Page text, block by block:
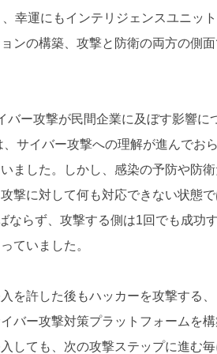
幸運にもインテリジェンスユニッ
ンの構築、攻撃と防衛の両方の側
ー攻撃が民間企業に及ぼす影響に
サイバー攻撃への理解が進んでお
ました。しかし、感染の予防や防
撃に対して何も対応できない状態
ならず、攻撃する側は1回でも成功
ていました。
を許した後もハッカーを攻撃する
バー攻撃対策プラットフォームを構
しても、次の攻撃ステップに進む